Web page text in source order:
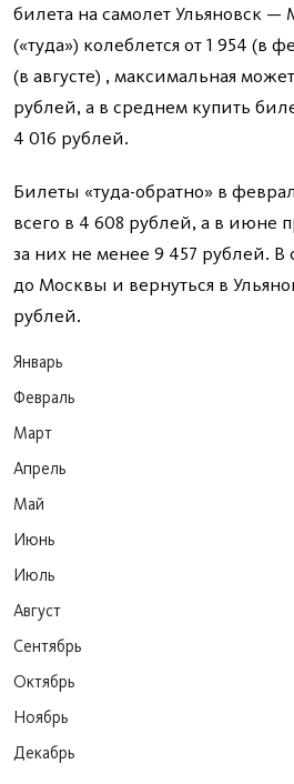
билета на самолет Ульяновск —
(«туда») колеблется от 1 954 (в
(в августе) , максимальная
рублей, а в среднем купить
4 016 рублей.
Билеты «туда-обратно» в
всего в 4 608 рублей, а в июне
за них не менее 9 457 рублей.
до Москвы и вернуться в
рублей.
Январь
Февраль
Март
Апрель
Май
Июнь
Июль
Август
Сентябрь
Октябрь
Ноябрь
Декабрь